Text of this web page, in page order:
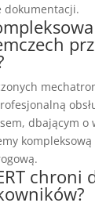
dokumentacji.
dbającym o
kompleksową
chroni